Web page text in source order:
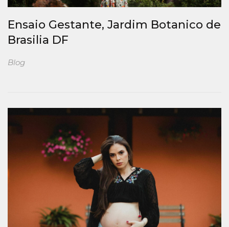
Ensaio Gestante, Jardim Botanico de
Brasilia DF
Blog